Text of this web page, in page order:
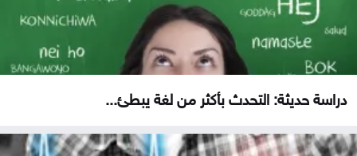
دراسة حديثة: التحدث بأكثر من لغة يبطئ...